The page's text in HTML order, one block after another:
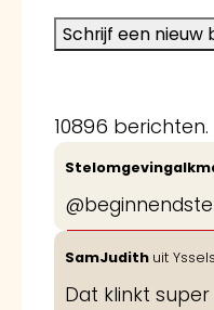
10896 berichten.
SamJudith uit
Dat klinkt